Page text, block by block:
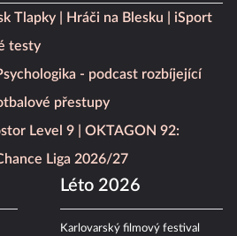
Tlapky Hráči na Blesku
iSport
testy
- podcast rozbíjející
přestupy
Level 9
OKTAGON 92:
Liga 2026/27
Léto 2026
Karlovarský filmový festival